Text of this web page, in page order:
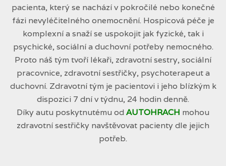
pacienta, který se nachází v pokročilé nebo konečné
fázi nevyléčitelného onemocnění. Hospicová péče je
komplexní a snaží se uspokojit jak fyzické, tak i
psychické, sociální a duchovní potřeby nemocného.
Proto náš tým tvoří lékaři, zdravotní sestry, sociální
pracovnice, zdravotní sestřičky, psychoterapeut a
duchovní. Zdravotní tým je pacientovi i jeho blízkým k
dispozici 7 dní v týdnu, 24 hodin denně.
Díky autu poskytnutému od AUTOHRACH mohou
zdravotní sestřičky navštěvovat pacienty dle jejich
potřeb.